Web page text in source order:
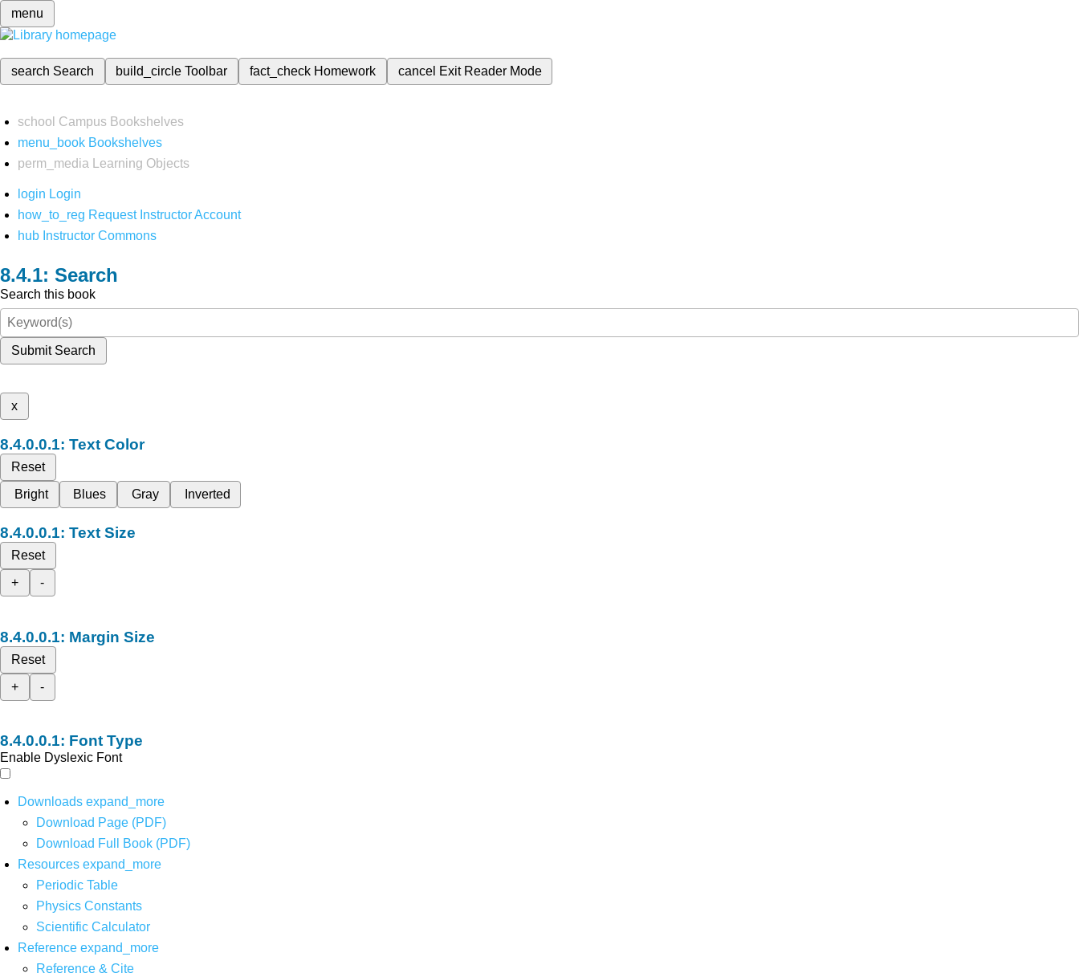
menu
search Search build_circleToolbar fact_check Homework cancel Exit Reader Mode
school Campus Bookshelves
menu_book Bookshelves
perm_media
Learning Objects
login Login
how_to_reg Request Instructor Account
hub Instructor Commons
Search
Search this book
Submit Search
x
Text Color
Reset
Bright
Blues Gray Inverted
Text Size
Reset
+
-
Margin Size
Reset
+
-
Font Type
Enable Dyslexic Font
Downloads expand_more
Download Page (PDF)
Download Full Book (PDF)
Resources expand_more
Periodic Table
Physics Constants
Scientific Calculator
Reference expand_more
Reference & Cite